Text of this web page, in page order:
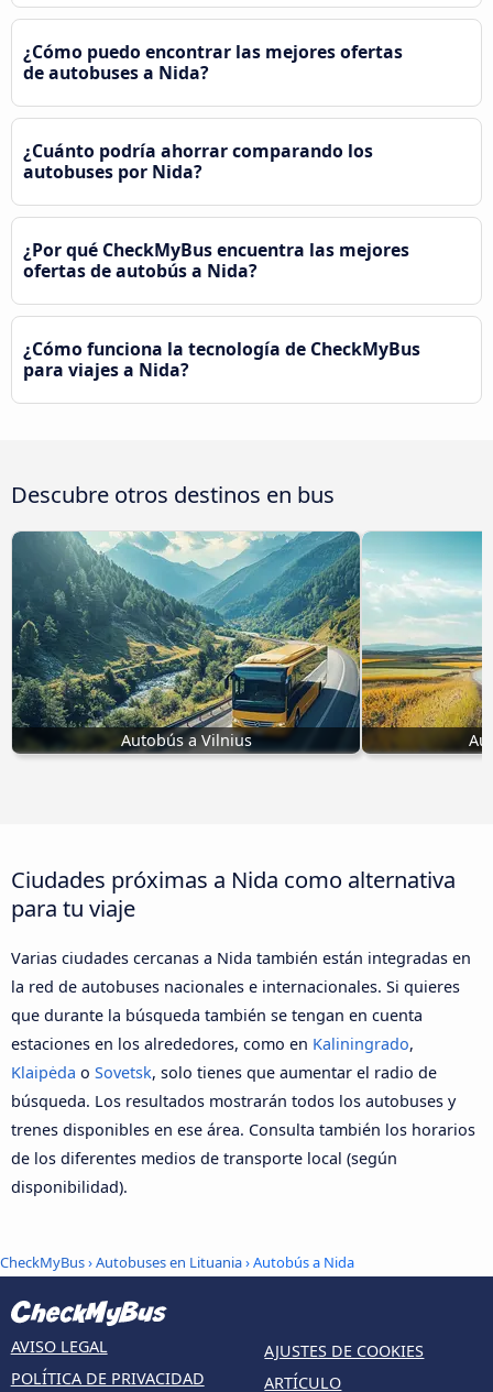
¿Cómo puedo encontrar las mejores ofertas
de autobuses a Nida?
¿Cuánto podría ahorrar comparando los
autobuses por Nida?
¿Por qué CheckMyBus encuentra las mejores
ofertas de autobús a Nida?
¿Cómo funciona la tecnología de CheckMyBus
para viajes a Nida?
Descubre otros destinos en bus
Autobús a Vilnius
Ciudades próximas a Nida como alternativa
para tu viaje
Varias ciudades cercanas a Nida también están integradas en
la red de autobuses nacionales e internacionales. Si quieres
que durante la búsqueda también se tengan en cuenta
estaciones en los alrededores, como en Kaliningrado,
Klaipėda o Sovetsk, solo tienes que aumentar el radio de
búsqueda. Los resultados mostrarán todos los autobuses y
trenes disponibles en ese área. Consulta también los horarios
de los diferentes medios de transporte local (según
disponibilidad).
CheckMyBus›Autobuses en Lituania› Autobús a Nida
AVISO LEGAL
POLÍTICA DE PRIVACIDAD
AJUSTES DE COOKIES
ARTÍCULO